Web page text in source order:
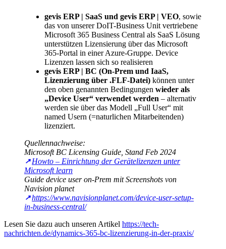
gevis ERP | SaaS und gevis ERP | VEO, sowie
das von unserer DoIT-Business Unit vertriebene
Microsoft 365 Business Central als SaaS Lösung
unterstützen Lizensierung über das Microsoft
365-Portal in einer Azure-Gruppe. Device
Lizenzen lassen sich so realisieren
gevis ERP | BC (On-Prem und IaaS,
Lizenzierung über .FLF-Datei) können unter
den oben genannten Bedingungen wieder als
„Device User“ verwendet werden – alternativ
werden sie über das Modell „Full User“ mit
named Usern (=naturlichen Mitarbeitenden)
lizenziert.
Quellennachweise:
Microsoft BC Licensing Guide, Stand Feb 2024
Howto – Einrichtung der Gerätelizenzen unter
Microsoft learn
Guide device user on-Prem mit Screenshots von
Navision planet
https://www.navisionplanet.com/device-user-setup-
in-business-central/
Lesen Sie dazu auch unseren Artikel https://tech-
nachrichten.de/dynamics-365-bc-lizenzierung-in-der-praxis/